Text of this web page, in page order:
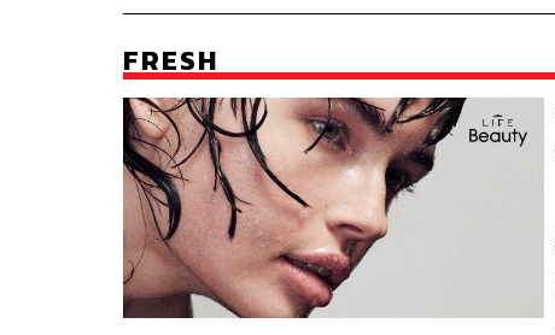
FRESH